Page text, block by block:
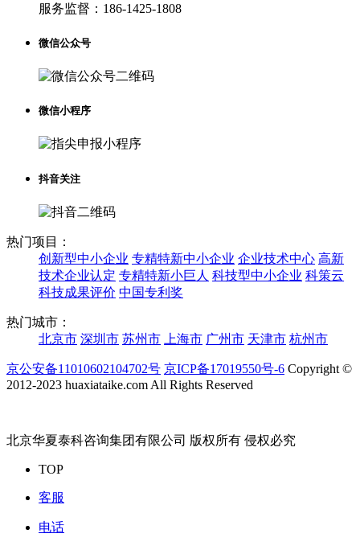
服务监督： 186-1425-1808
微信公众号
微信小程序
抖音关注
热门项目：
创新型中小企业 专精特新中小企业 企业技术中心 高新
技术企业认定 专精特新小巨人 科技型中小企业 科策云
科技成果评价 中国专利奖
热门城市：
北京市 深圳市 苏州市 上海市 广州市 天津市 杭州市
京公安备11010602104702号 京ICP备17019550号-6 Copyright ©
2012-2023 huaxiataike.com All Rights Reserved
北京华夏泰科咨询集团有限公司 版权所有 侵权必究
TOP
客服
电话